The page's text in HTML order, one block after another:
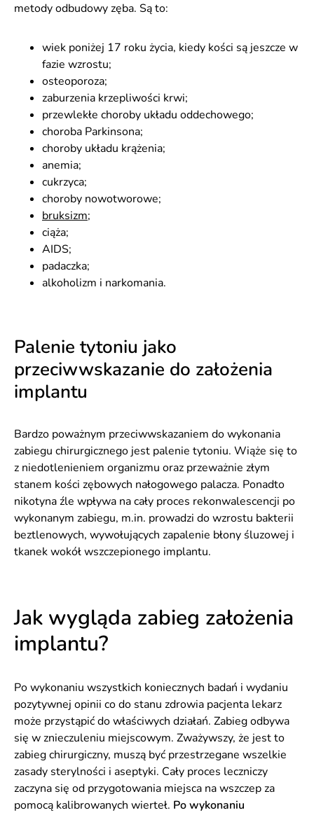
metody odbudowy zęba. Są to:
wiek poniżej 17 roku życia, kiedy kości są jeszcze w
fazie wzrostu;
osteoporoza;
zaburzenia krzepliwości krwi;
przewlekłe choroby układu oddechowego;
choroba Parkinsona;
choroby układu krążenia;
anemia;
cukrzyca;
choroby nowotworowe;
bruksizm;
ciąża;
AIDS;
padaczka;
alkoholizm i narkomania.
Palenie tytoniu jako
przeciwwskazanie do założenia
implantu
Bardzo poważnym przeciwwskazaniem do wykonania
zabiegu chirurgicznego jest palenie tytoniu. Wiąże się to
z niedotlenieniem organizmu oraz przeważnie złym
stanem kości zębowych nałogowego palacza. Ponadto
nikotyna źle wpływa na cały proces rekonwalescencji po
wykonanym zabiegu, m.in. prowadzi do wzrostu bakterii
beztlenowych, wywołujących zapalenie błony śluzowej i
tkanek wokół wszczepionego implantu.
Jak wygląda zabieg założenia
implantu?
Po wykonaniu wszystkich koniecznych badań i wydaniu
pozytywnej opinii co do stanu zdrowia pacjenta lekarz
może przystąpić do właściwych działań. Zabieg odbywa
się w znieczuleniu miejscowym. Zważywszy, że jest to
zabieg chirurgiczny, muszą być przestrzegane wszelkie
zasady sterylności i aseptyki. Cały proces leczniczy
zaczyna się od przygotowania miejsca na wszczep za
pomocą kalibrowanych wierteł. Po wykonaniu